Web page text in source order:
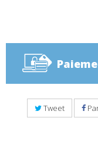
Tweet